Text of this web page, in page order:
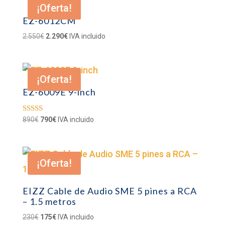
3.900€.3.490€.
¡Oferta!
EZ-6012CM
2.550€ El
era:
2.550€.
2.290€El
es:
2.290€.
IVA incluido
¡Oferta!
EZ-6009E 9-inch
Valorado con
890€ El
era:
890€.
790€El
es:
790€.
IVA incluido
¡Oferta!
EIZZ Cable de Audio SME 5 pines a RCA
– 1.5 metros
230€ El
175€ElIVA incluido